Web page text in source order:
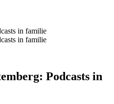
in familie
in familie
Podcasts in